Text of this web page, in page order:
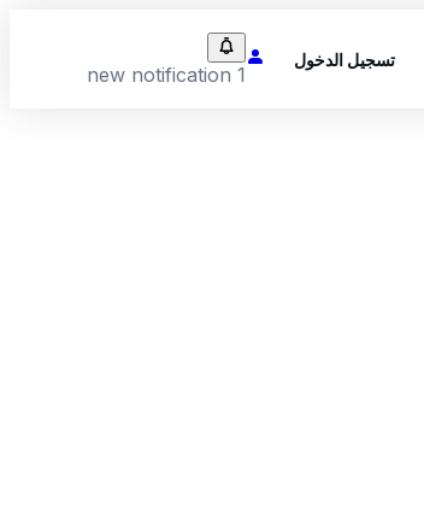
تسجيل الدخول
1 new notification